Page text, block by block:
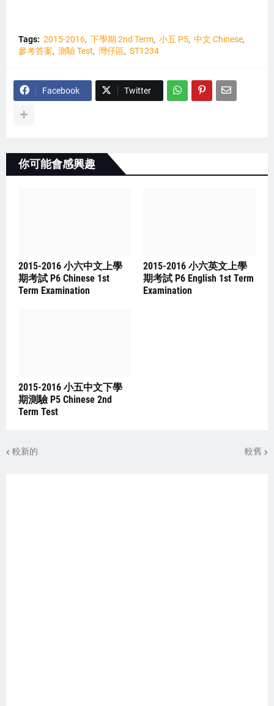
Tags: 2015-2016 下學期 2nd Term 小五 P5 中文 Chinese
參考答案
測驗 Test 灣仔區 ST1234
Facebook Twitter
你可能會感興趣
2015-2016 小六中文上學
期考試 P6 Chinese 1st
Term Examination
2015-2016 小六英文上學
期考試 P6 English 1st Term
Examination
2015-2016 小五中文下學
期測驗 P5 Chinese 2nd
Term Test
較新的 較舊